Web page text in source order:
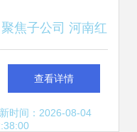
聚焦子公司 河南红
日康仁堂荣获省
级‘智能车间’荣誉，
查看详情
时间：2026-08-04